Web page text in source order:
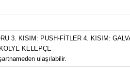
3. KISIM: PUSH-FİTLER 4. KISIM:
KELEPÇE
ulaşılabilir.